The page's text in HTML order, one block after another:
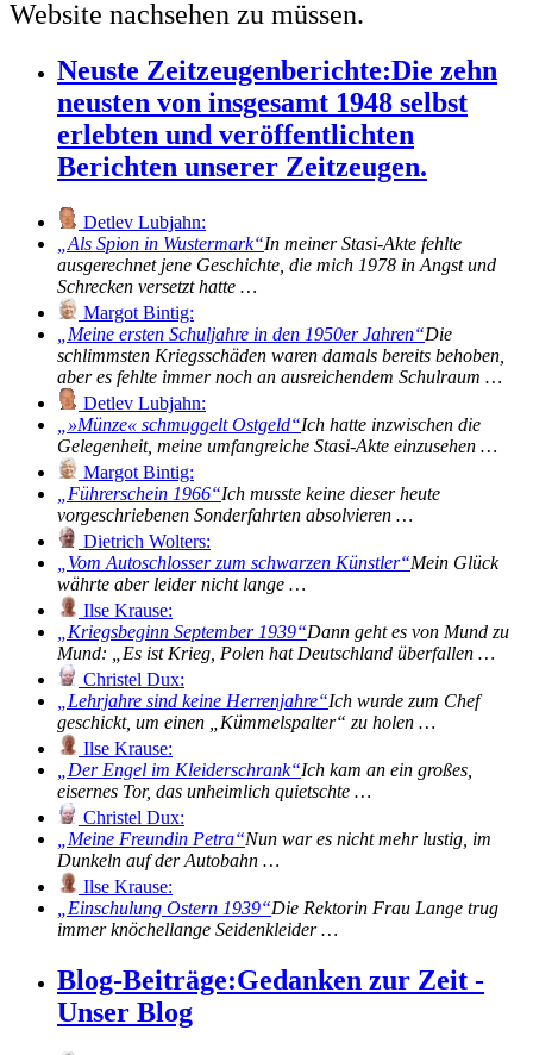
Website nachsehen zu müssen.
Neuste Zeitzeugenberichte:Die zehn
neusten von insgesamt 1948 selbst
erlebten und veröffentlichten
Berichten unserer Zeitzeugen.
Detlev Lubjahn:
Als Spion in Wustermark In meiner Stasi-Akte fehlte
ausgerechnet jene Geschichte, die mich 1978 in Angst und
Schrecken versetzt hatte …
Margot Bintig:
Meine ersten Schuljahre in den 1950er Jahren Die
schlimmsten Kriegsschäden waren damals bereits behoben,
aber es fehlte immer noch an ausreichendem Schulraum …
Detlev Lubjahn:
»Münze« schmuggelt Ostgeld Ich hatte inzwischen die
Gelegenheit, meine umfangreiche Stasi-Akte einzusehen …
Margot Bintig:
Führerschein 1966 Ich musste keine dieser heute
vorgeschriebenen Sonderfahrten absolvieren …
Dietrich Wolters:
Vom Autoschlosser zum schwarzen Künstler Mein Glück
währte aber leider nicht lange …
Ilse Krause:
Kriegsbeginn September 1939 Dann geht es von Mund zu
Mund: „Es ist Krieg, Polen hat Deutschland überfallen …
Christel Dux:
Lehrjahre sind keine Herrenjahre Ich wurde zum Chef
geschickt, um einen „Kümmelspalter“ zu holen …
Ilse Krause:
Der Engel im Kleiderschrank Ich kam an ein großes,
eisernes Tor, das unheimlich quietschte …
Christel Dux:
Meine Freundin Petra Nun war es nicht mehr lustig, im
Dunkeln auf der Autobahn …
Ilse Krause:
Einschulung Ostern 1939 Die Rektorin Frau Lange trug
immer knöchellange Seidenkleider …
Blog-Beiträge:Gedanken zur Zeit -
Unser Blog